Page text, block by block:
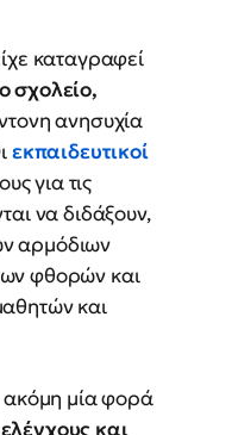
καταγραφεί
σχολείο,
ανησυχία
εκπαιδευτικοί
για τις
να διδάξουν,
αρμόδιων
φθορών και
και
ακόμη μία φορά
και